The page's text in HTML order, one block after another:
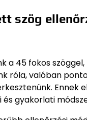
szög
a 45 fokos
róla, valóban
Ennek
gyakorlati